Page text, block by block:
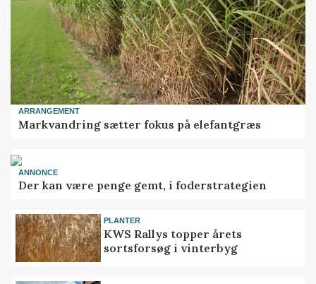
ARRANGEMENT
Markvandring sætter fokus på elefantgræs
ANNONCE
Der kan være penge gemt, i foderstrategien
PLANTER
KWS Rallys topper årets
sortsforsøg i vinterbyg